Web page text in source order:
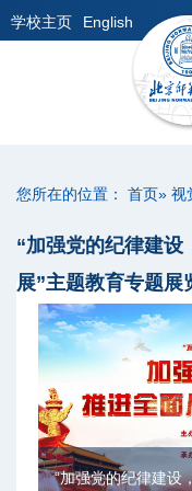
学校主页 English
您所在的位置： 首页» 视
“加强党的纪律建
展”主题教育专题展
“加强党的纪律建设